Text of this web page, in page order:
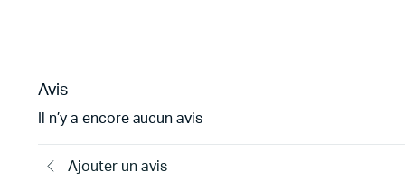
Avis
Il n’y a encore aucun avis
Ajouter un avis